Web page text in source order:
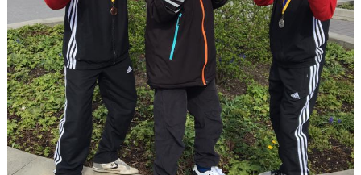
Sponsorer